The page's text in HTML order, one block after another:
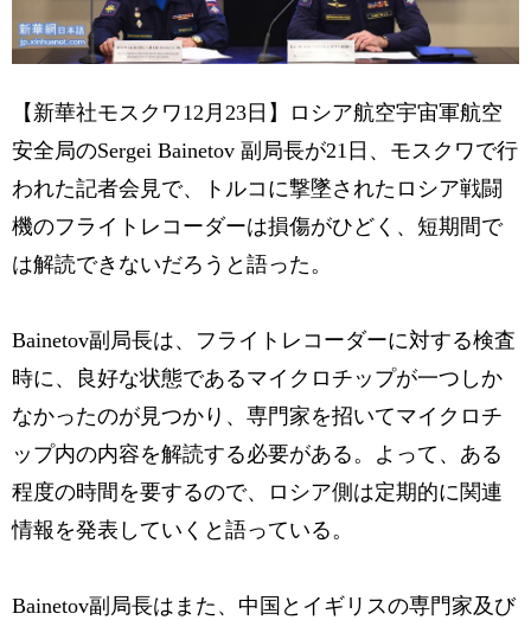
【新華社モスクワ12月23日】ロシア航空宇宙軍航空
安全局のSergei Bainetov 副局長が21日、モスクワで行
われた記者会見で、トルコに撃墜されたロシア戦闘
機のフライトレコーダーは損傷がひどく、短期間で
は解読できないだろうと語った。
Bainetov副局長は、フライトレコーダーに対する検査
時に、良好な状態であるマイクロチップが一つしか
なかったのが見つかり、専門家を招いてマイクロチ
ップ内の内容を解読する必要がある。よって、ある
程度の時間を要するので、ロシア側は定期的に関連
情報を発表していくと語っている。
Bainetov副局長はまた、中国とイギリスの専門家及び